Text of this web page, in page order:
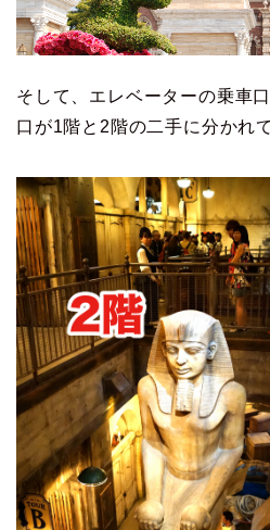
そして、エレベーターの乗車
口が1階と2階の二手に分かれ